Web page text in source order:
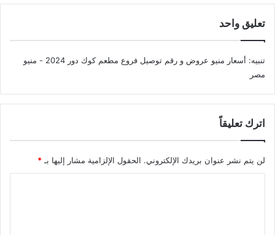
تعليق واحد
تنبيه:
أسعار منيو عروض و رقم توصيل فروع مطعم كوك دور 2024 - منيو
مصر
اترك تعليقاً
لن يتم نشر عنوان بريدك الإلكتروني. الحقول الإلزامية مشار إليها بـ *